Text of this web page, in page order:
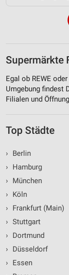
Supermärkte
Egal ob REWE
Umgebung findest
Filialen und
Top Städte
›
Berlin
›
Hamburg
›
München
›
Köln
›
Frankfurt (Main)
› Stuttgart
›
Dortmund
›
Düsseldorf
›
Essen